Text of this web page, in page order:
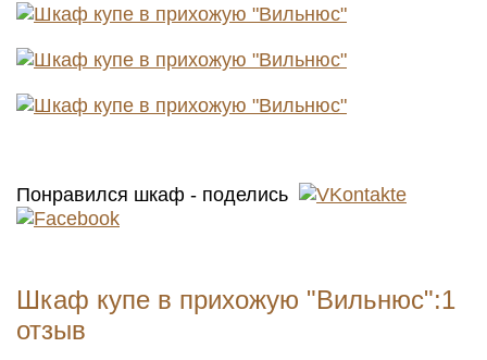
Понравился шкаф - поделись
Шкаф купе в прихожую "Вильнюс":1
отзыв